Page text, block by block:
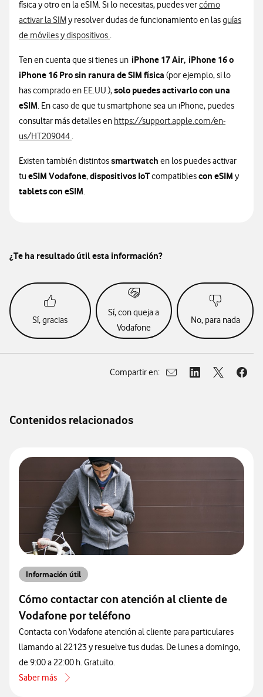
física y otro en la eSIM. Si lo necesitas, puedes vercómo
activar la SIMy resolver dudas de funcionamiento en lasguías
de móviles y dispositivos.
Ten en cuenta que si tienes un iPhone 17 Air, iPhone 16 o
iPhone 16 Pro sin ranura de SIM física (por ejemplo, si lo
has comprado en EE.UU.),solo puedes activarlo con una
eSIM. En caso de que tu smartphone sea un iPhone, puedes
consultar más detalles en https://support.apple.com/en-
us/HT209044.
Existen también distintossmartwatch en los puedes activar
tueSIM Vodafone,dispositivos IoTcompatiblescon eSIM y
tablets con eSIM.
¿Te ha resultado útil esta información?
Sí, gracias
Sí, con queja a
Vodafone
No, para nada
Compartir en:
Abrir ventana para
Abrir ventana
Abrir Abrir
Contenidos relacionados
Información útil
Cómo contactar con atención al cliente de
Vodafone por teléfono
Contacta con Vodafone atención al cliente para particulares
llamando al 22123 y resuelve tus dudas. De lunes a domingo,
de 9:00 a 22:00 h. Gratuito.
Saber más
acerca de Cómo contactar con atención al cliente de Vodafone